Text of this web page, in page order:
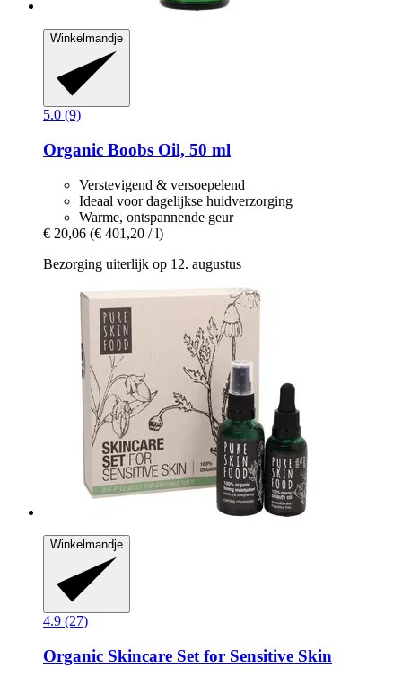
Winkelmandje
5.0 (9)
Organic Boobs Oil, 50 ml
Verstevigend & versoepelend
Ideaal voor dagelijkse huidverzorging
Warme, ontspannende geur
€ 20,06 (€ 401,20 / l)
Bezorging uiterlijk op 12. augustus
Winkelmandje
4.9 (27)
Organic Skincare Set for Sensitive Skin